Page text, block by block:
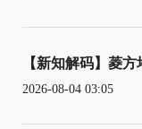
【新知解码】菱
2026-08-04 03:05